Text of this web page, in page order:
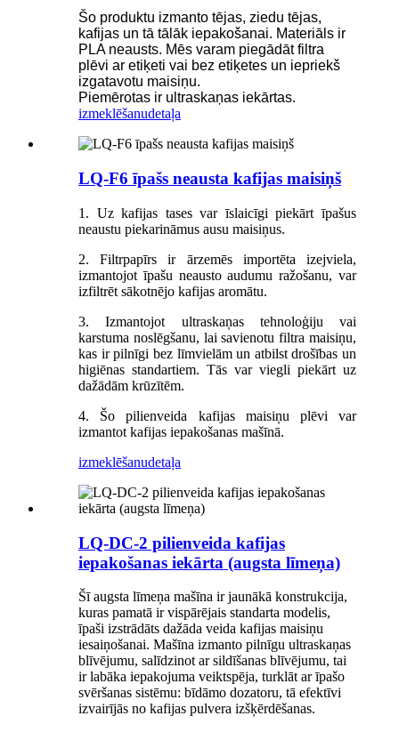
Šo produktu izmanto tējas, ziedu tējas,
kafijas un tā tālāk iepakošanai. Materiāls ir
PLA neausts. Mēs varam piegādāt filtra
plēvi ar etiķeti vai bez etiķetes un iepriekš
izgatavotu maisiņu.
Piemērotas ir ultraskaņas iekārtas.
izmeklēšanudetaļa
LQ-F6 īpašs neausta kafijas maisiņš
1. Uz kafijas tases var īslaicīgi piekārt īpašus
neaustu piekarināmus ausu maisiņus.
2. Filtrpapīrs ir ārzemēs importēta izejviela,
izmantojot īpašu neausto audumu ražošanu, var
izfiltrēt sākotnējo kafijas aromātu.
3. Izmantojot ultraskaņas tehnoloģiju vai
karstuma noslēgšanu, lai savienotu filtra maisiņu,
kas ir pilnīgi bez līmvielām un atbilst drošības un
higiēnas standartiem. Tās var viegli piekārt uz
dažādām krūzītēm.
4. Šo pilienveida kafijas maisiņu plēvi var
izmantot kafijas iepakošanas mašīnā.
izmeklēšanudetaļa
LQ-DC-2 pilienveida kafijas
iepakošanas iekārta (augsta līmeņa)
Šī augsta līmeņa mašīna ir jaunākā konstrukcija,
kuras pamatā ir vispārējais standarta modelis,
īpaši izstrādāts dažāda veida kafijas maisiņu
iesaiņošanai. Mašīna izmanto pilnīgu ultraskaņas
blīvējumu, salīdzinot ar sildīšanas blīvējumu, tai
ir labāka iepakojuma veiktspēja, turklāt ar īpašo
svēršanas sistēmu: bīdāmo dozatoru, tā efektīvi
izvairījās no kafijas pulvera izšķērdēšanas.